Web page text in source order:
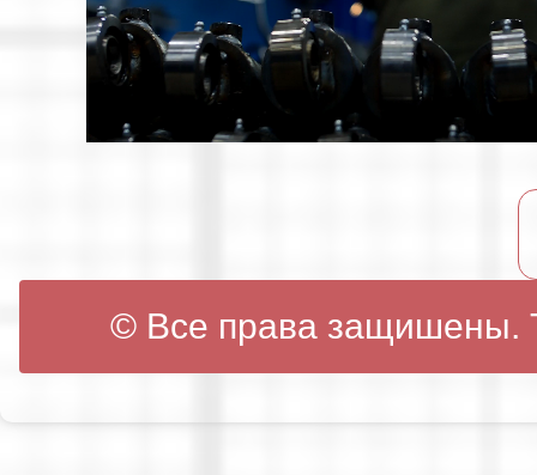
© Все права защишены.